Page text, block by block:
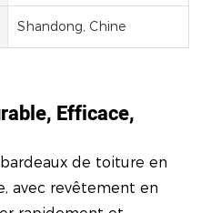
Shandong, Chine
Efficace,
de toiture en
avec revêtement en